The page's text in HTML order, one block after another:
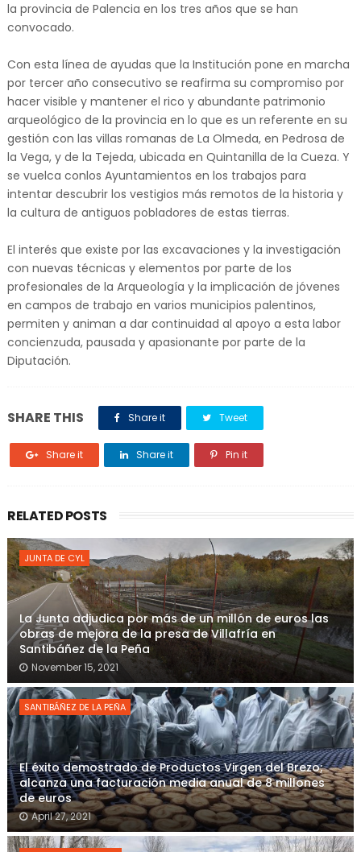
la provincia de Palencia en los tres años que se han
convocado.
Con esta línea de ayudas que la Institución pone en marcha
por tercer año consecutivo se reafirma su compromiso por
hacer visible y mantener el rico y abundante patrimonio
arqueológico de la provincia en lo que es un referente en su
gestión con las villas romanas de La Olmeda, en Pedrosa de
la Vega, y de la Tejeda, ubicada en Quintanilla de la Cueza. Y
se vuelca conlos Ayuntamientos en los trabajos para
intentar descubrir los vestigios más remotos de la historia y
la cultura de antiguos pobladores de estas tierras.
El interés que existe por las excavaciones y la investigación
con nuevas técnicas y elementos por parte de los
profesionales de la Arqueología y la implicación de jóvenes
en campos de trabajo en varios municipios palentinos,
permiten y animan a dar continuidad al apoyo a esta labor
concienzuda, pausada y apasionante por parte de la
Diputación.
SHARE THIS Share it Tweet
Share it Share it Pin it
RELATED POSTS
JUNTA DE CYL
La Junta adjudica por más de un millón de euros las
obras de mejora de la presa de Villafría en
Santibáñez de la Peña
November 15, 2021
SANTIBÁÑEZ DE LA PEÑA
El éxito demostrado de Productos Virgen del Brezo;
alcanza una facturación media anual de 8 millones
de euros
April 27, 2021